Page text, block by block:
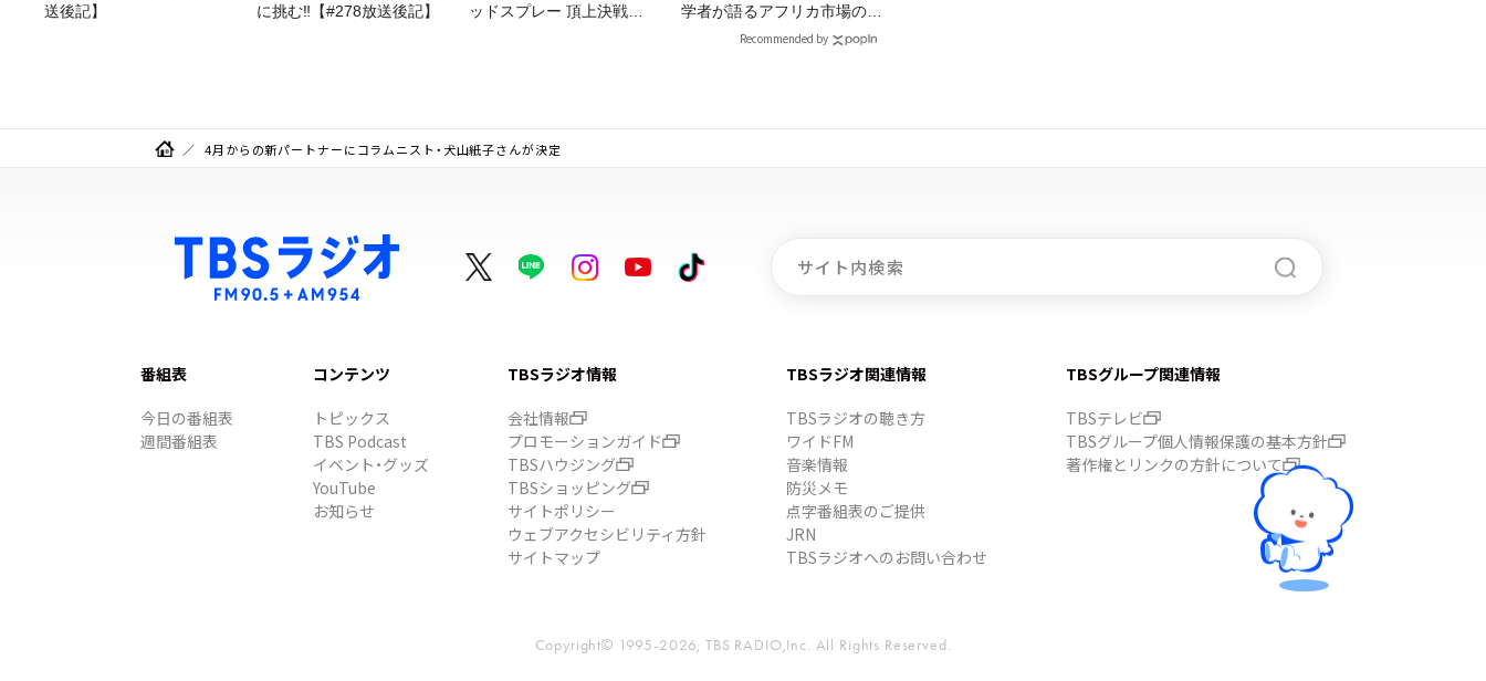
送後記】
に挑む‼【#278放送後記】
ッドスプレー 頂上決戦
学者が語るアフリカ市場のリ
Recommended by
4月からの新パートナーにコラムニスト・犬山紙子さんが決定
番組表
今日の番組表
週間番組表
コンテンツ
トピックス
TBS Podcast
イベント・グッズ
YouTube
お知らせ
TBSラジオ情報
会社情報
プロモーションガイド
TBSハウジング
TBSショッピング
サイトポリシー
ウェブアクセシビリティ方針
サイトマップ
TBSラジオ関連情報
TBSラジオの聴き方
ワイドFM
音楽情報
防災メモ
点字番組表のご提供
JRN
TBSラジオへのお問い合わせ
TBSグループ関連情報
TBSテレビ
TBSグループ個人情報保護の基本方針
著作権とリンクの方針について
Copyright© 1995-2026, TBS RADIO,Inc. All Rights Reserved.